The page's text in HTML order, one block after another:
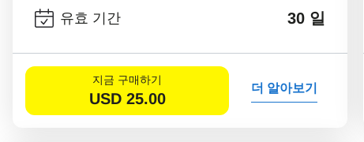
유효 기간 30 일
지금 구매하기
USD 25.00
더 알아보기